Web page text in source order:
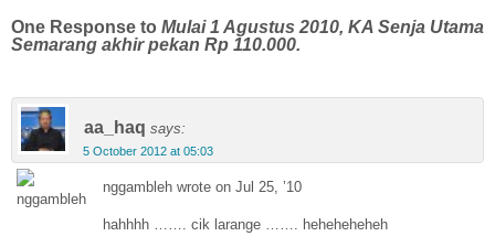
One Response to Mulai 1 Agustus 2010, KA Senja Utama
Semarang akhir pekan Rp 110.000.
aa_haq says:
5 October 2012 at 05:03
nggambleh wrote on Jul 25, ’10
hahhhh ……. cik larange ……. heheheheheh